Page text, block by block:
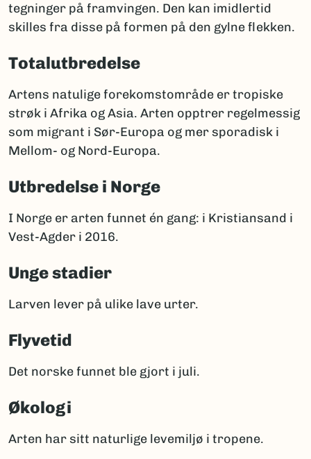
tegninger på framvingen. Den kan imidlertid
skilles fra disse på formen på den gylne flekken.
Totalutbredelse
Artens natulige forekomstområde er tropiske
strøk i Afrika og Asia. Arten opptrer regelmessig
som migrant i Sør-Europa og mer sporadisk i
Mellom- og Nord-Europa.
Utbredelse i Norge
I Norge er arten funnet én gang: i Kristiansand i
Vest-Agder i 2016.
Unge stadier
Larven lever på ulike lave urter.
Flyvetid
Det norske funnet ble gjort i juli.
Økologi
Arten har sitt naturlige levemiljø i tropene.